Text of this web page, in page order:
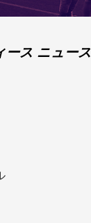
ース ニュース